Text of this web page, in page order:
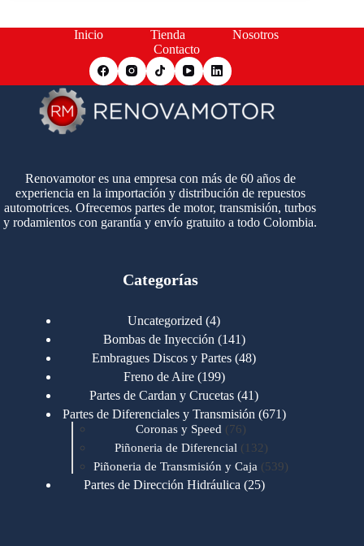
Inicio Tienda
Nosotros
Contacto
Renovamotor es una empresa con más de 60 años de
experiencia en la importación y distribución de repuestos
automotrices. Ofrecemos partes de motor, transmisión, turbos
y rodamientos con garantía y envío gratuito a todo Colombia.
Categorías
Uncategorized 44
productos
Bombas de Inyección 141141
productos
Embragues Discos y Partes 4848
Freno de Aire 199199
productos
Partes de Cardan y Crucetas 4141
productos
Partes de Diferenciales y Transmisión 671671
Coronas y Speed 7676
productos
Piñoneria de Diferencial 132 132
productos
Piñoneria de Transmisión y Caja 539539
Partes de Dirección Hidráulica 2525